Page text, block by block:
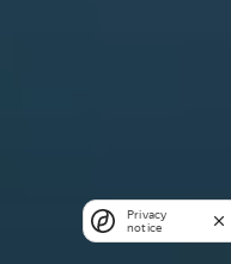
Privacy
notice